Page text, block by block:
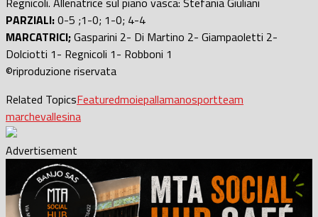
PARZIALI:0-5 ;1-0; 1-0; 4-4
MARCATRICI;Gasparini 2- Di Martino 2- Giampaoletti 2-
Dolciotti 1- Regnicoli 1- Robboni 1
©riproduzione riservata
Related TopicsFeaturedmoiepallamanosportteam
marchevallesina
Advertisement